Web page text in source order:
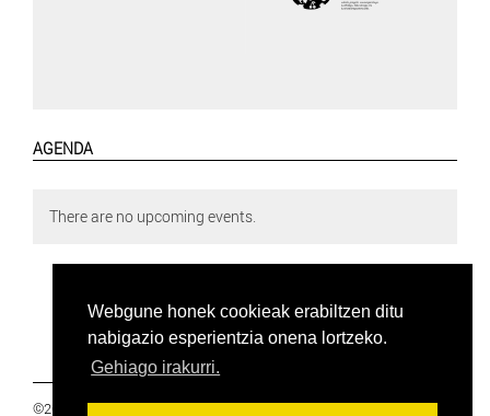
Webgune honek cookieak erabiltzen ditu
nabigazio esperientzia onena lortzeko.
Gehiago irakurri.
AGENDA
There are no upcoming events.
©2019 Euskal Herriko Ikasleen Gurasoen